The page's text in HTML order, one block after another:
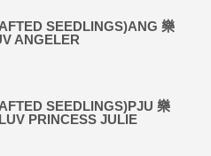
SEEDLINGS)ANG 樂
ANGELER
SEEDLINGS)PJU 樂
PRINCESS JULIE